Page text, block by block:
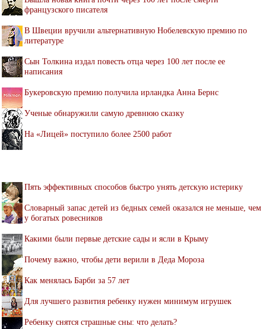
французского писателя
В Швеции вручили альтернативную Нобелевскую премию по
литературе
Сын Толкина издал повесть отца через 100 лет после ее
написания
Букеровскую премию получила ирландка Анна Бернс
Ученые обнаружили самую древнюю сказку
На «Лицей» поступило более 2500 работ
Пять эффективных способов быстро унять детскую истерику
Словарный запас детей из бедных семей оказался не меньше, чем
у богатых ровесников
Какими были первые детские сады и ясли в Крыму
Почему важно, чтобы дети верили в Деда Мороза
Как менялась Барби за 57 лет
Для лучшего развития ребенку нужен минимум игрушек
Ребенку снятся страшные сны: что делать?